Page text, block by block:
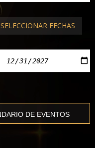
SELECCIONAR FECHAS